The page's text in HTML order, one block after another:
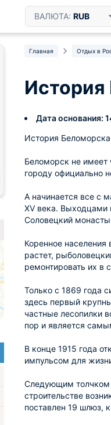
ВАЛЮТА: RUB
Главная Отдых в
Дата основания:
История
Беломорск не имеет
городу официально
А начинается все с
XV века. Выходцами
Соловецкий
Коренное населения
растет,
ремонтировать их в
Только с 1869 года
здесь первый
частные лесопилки
пор и является
В конце 1915 года
импульсом для
Следующим толчком
строительстве
поставлен 19 шлюз,